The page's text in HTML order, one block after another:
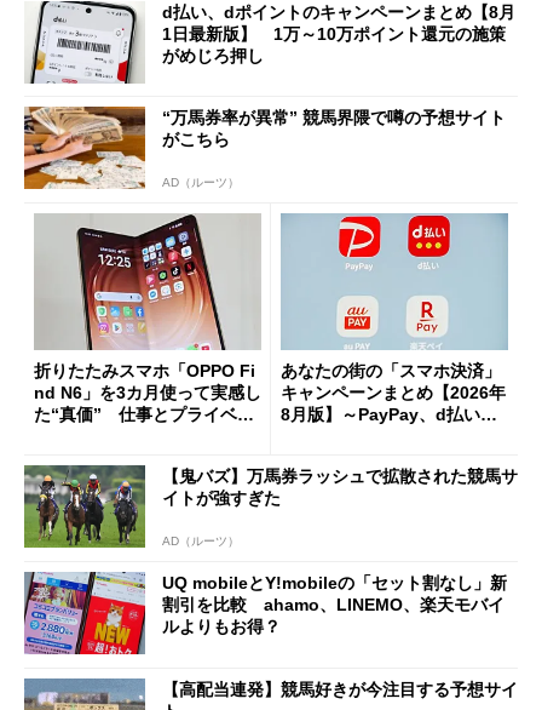
d払い、dポイントのキャンペーンまとめ【8月
1日最新版】 1万～10万ポイント還元の施策
がめじろ押し
“万馬券率が異常” 競馬界隈で噂の予想サイト
がこちら
AD（ルーツ）
折りたたみスマホ「OPPO Fi
nd N6」を3カ月使って実感し
た“真価” 仕事とプライベー
あなたの街の「スマホ決済」
キャンペーンまとめ【2026年
8月版】～PayPay、d払い、a
【鬼バズ】万馬券ラッシュで拡散された競馬サ
イトが強すぎた
AD（ルーツ）
UQ mobileとY!mobileの「セット割なし」新
割引を比較 ahamo、LINEMO、楽天モバイ
ルよりもお得？
【高配当連発】競馬好きが今注目する予想サイ